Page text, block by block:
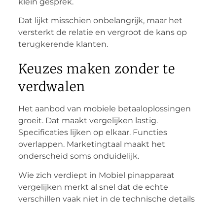
Dat lijkt misschien onbelangrijk, maar het
versterkt de relatie en vergroot de kans op
terugkerende klanten.
Keuzes maken zonder te
verdwalen
Het aanbod van mobiele betaaloplossingen
groeit. Dat maakt vergelijken lastig.
Specificaties lijken op elkaar. Functies
overlappen. Marketingtaal maakt het
onderscheid soms onduidelijk.
Wie zich verdiept in Mobiel pinapparaat
vergelijken merkt al snel dat de echte
verschillen vaak niet in de technische details